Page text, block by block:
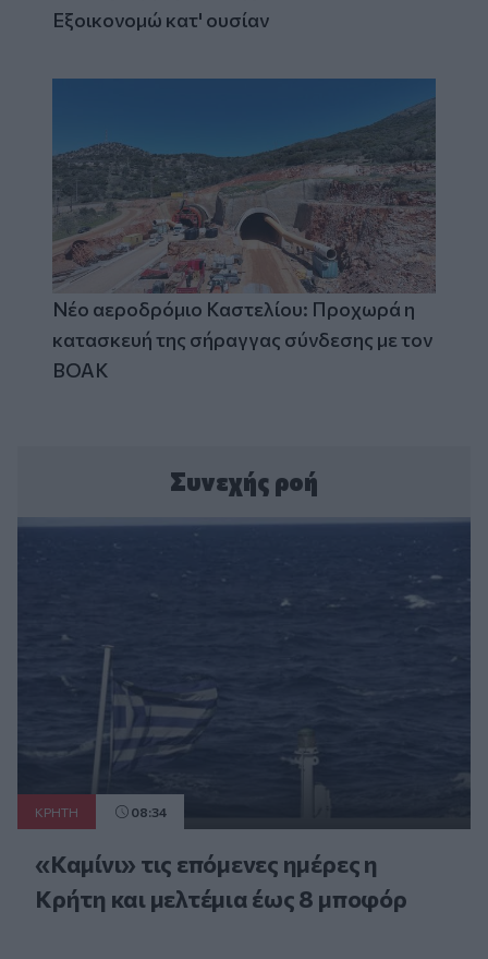
Εξοικονομώ κατ' ουσίαν
Νέο αεροδρόμιο Καστελίου: Προχωρά η
κατασκευή της σήραγγας σύνδεσης με τον
ΒΟΑΚ
Συνεχής ροή
ΚΡΗΤΗ 08:34
«Καμίνι» τις επόμενες ημέρες η
Κρήτη και μελτέμια έως 8 μποφόρ